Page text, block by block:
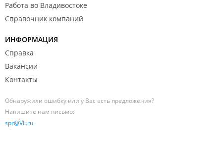
Работа во Владивостоке
Справочник компаний
ИНФОРМАЦИЯ
Справка
Вакансии
Контакты
Обнаружили ошибку или у Вас есть предложения?
Напишите нам письмо:
spr@VL.ru